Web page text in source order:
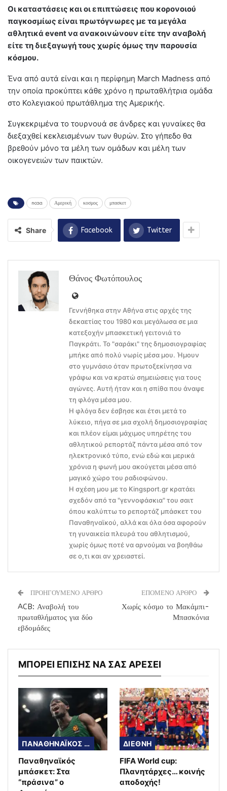
Οι καταστάσεις και οι επιπτώσεις που κορονοιού
παγκοσμίως είναι πρωτόγνωρες με τα μεγάλα
αθλητικά event να ανακοινώνουν είτε την αναβολή
είτε τη διεξαγωγή τους χωρίς όμως την παρουσία
κόσμου.
Ένα από αυτά είναι και η περίφημη March Madness από
την οποία προκύπτει κάθε χρόνο η πρωταθλήτρια ομάδα
στο Κολεγιακού πρωτάθλημα της Αμερικής.
Συγκεκριμένα το τουρνουά σε άνδρες και γυναίκες θα
διεξαχθεί κεκλεισμένων των θυρών. Στο γήπεδο θα
βρεθούν μόνο τα μέλη των ομάδων και μέλη των
οικογενειών των παικτών.
ncaa Αμερική κοσμος μπασκετ
Share Facebook Twitter
Θάνος Φωτόπουλος
Γεννήθηκα στην Αθήνα στις αρχές της
δεκαετίας του 1980 και μεγάλωσα σε μια
κατεξοχήν μπασκετική γειτονιά το
Παγκράτι. Το "σαράκι" της δημοσιογραφίας
μπήκε από πολύ νωρίς μέσα μου. Ήμουν
στο γυμνάσιο όταν πρωτοξεκίνησα να
γράφω και να κρατώ σημειώσεις για τους
αγώνες. Αυτή ήταν και η σπίθα που άναψε
τη φλόγα μέσα μου.
Η φλόγα δεν έσβησε και έτσι μετά το
λύκειο, πήγα σε μια σχολή δημοσιογραφίας
και πλέον είμαι μάχιμος υπηρέτης του
αθλητικού ρεπορτάζ πάντα μέσα από τον
ηλεκτρονικό τύπο, ενώ εδώ και μερικά
χρόνια η φωνή μου ακούγεται μέσα από
μαγικό χώρο του ραδιοφώνου.
Η σχέση μου με το Kingsport.gr κρατάει
σχεδόν από τα "γεννοφάσκια" του σαιτ
όπου καλύπτω το ρεπορτάζ μπάσκετ του
Παναθηναϊκού, αλλά και όλα όσα αφορούν
τη γυναικεία πλευρά του αθλητισμού,
χωρίς όμως ποτέ να αρνούμαι να βοηθάω
σε ο,τι και αν χρειαστεί.
ΠΡΟΗΓΟΥΜΕΝΟ ΑΡΘΡΟ
ACB: Αναβολή του
πρωταθλήματος για δύο
εβδομάδες
ΕΠΟΜΕΝΟ ΑΡΘΡΟ
Χωρίς κόσμο το Μακάμπι-
Μπασκόνια
ΜΠΟΡΕΙ ΕΠΙΣΗΣ ΝΑ ΣΑΣ ΑΡΕΣΕΙ
ΠΑΝΑΘΗΝΑΪΚΟΣ ΜΠΑΣΚΕΤ
Παναθηναϊκός
μπάσκετ: Στα
“πράσινα” ο
ΔΙΕΘΝΗ
FIFA World cup:
Πλανητάρχες… κοινής
αποδοχής!